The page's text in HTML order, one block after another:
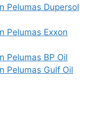
Pelumas Dupersol
Pelumas Exxon
Pelumas BP Oil
Pelumas Gulf Oil